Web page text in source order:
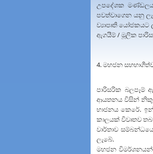
උපදේශක
පවත්වාගෙන යනු
ව්‍යාපෘති
ඇගයීම් / මූලික
4. මහජන
පාරිසරික බලපෑම්
ආයතනය විසින්
භාජනය කෙරේ.
කාලයක් විවෘතව
වාර්තාව
ලැබේ.
මහජන විමර්ශනයන්ට